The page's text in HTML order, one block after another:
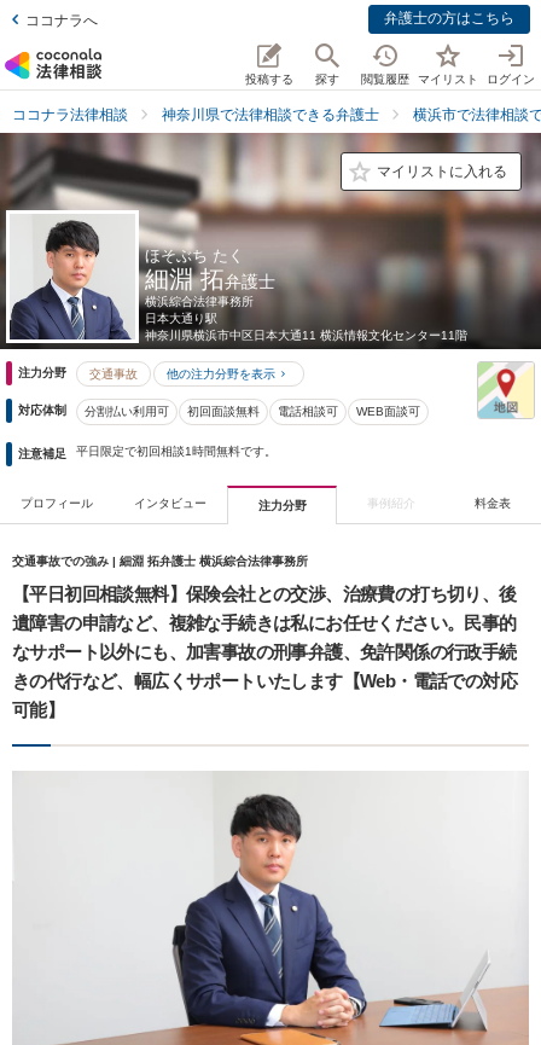
ココナラへ 弁護士の方はこちら
投稿する 探す 閲覧履歴 マイリスト ログイン
ココナラ法律相談 神奈川県で法律相談できる弁護士 横浜市で法律相談
マイリストに入れる
ほそぶち たく
細淵 拓弁護士
横浜綜合法律事務所
日本大通り駅
神奈川県横浜市中区日本大通11 横浜情報文化センター11階
注力分野 交通事故 他の注力分野を表示
対応体制 分割払い利用可 初回面談無料 電話相談可 WEB面談可
注意補足 平日限定で初回相談1時間無料です。
プロフィール インタビュー 注力分野 事例紹介 料金表
交通事故での強み | 細淵 拓弁護士 横浜綜合法律事務所
【平日初回相談無料】保険会社との交渉、治療費の打ち切り、後
遺障害の申請など、複雑な手続きは私にお任せください。民事的
なサポート以外にも、加害事故の刑事弁護、免許関係の行政手続
きの代行など、幅広くサポートいたします【Web・電話での対応
可能】